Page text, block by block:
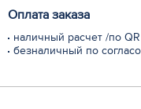
Оплата заказа
наличный расчет /по
безналичный по